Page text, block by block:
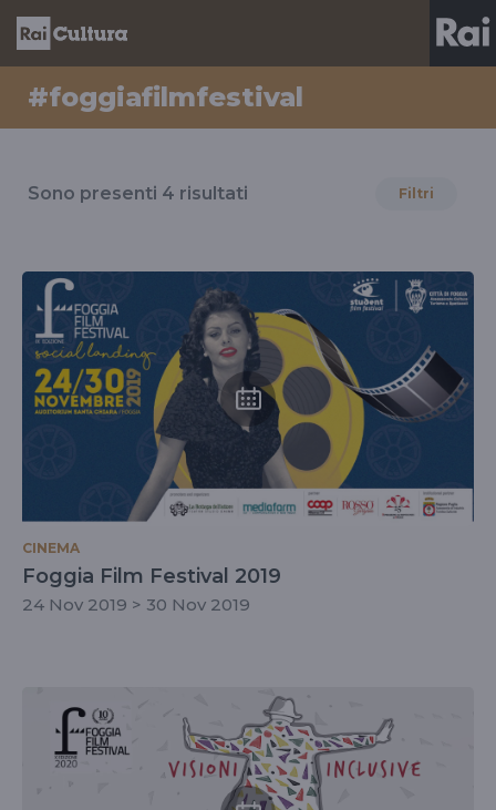
#foggiafilmfestival
il
#foggiafilmfestival
Sono presenti 4 risultati Filtri
CINEMA
Foggia Film Festival 2019
24 Nov 2019 > 30 Nov 2019